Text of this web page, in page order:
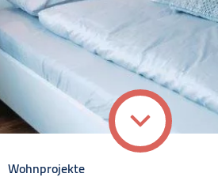
Wohnprojekte